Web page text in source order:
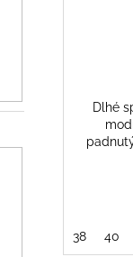
Dlhé
38 40